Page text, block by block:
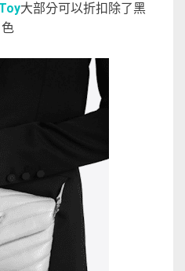
大部分可以折扣除了黑
色